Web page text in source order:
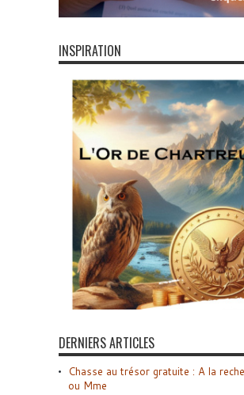
INSPIRATION
DERNIERS ARTICLES
Chasse au trésor gratuite : A la
ou Mme